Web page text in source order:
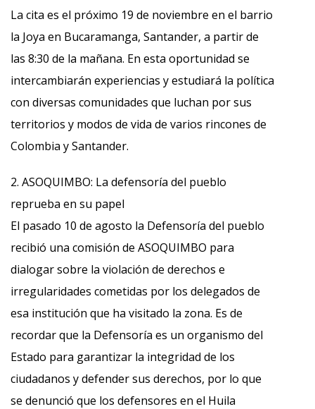
La cita es el próximo 19 de noviembre en el barrio
la Joya en Bucaramanga, Santander, a partir de
las 8:30 de la mañana. En esta oportunidad se
intercambiarán experiencias y estudiará la política
con diversas comunidades que luchan por sus
territorios y modos de vida de varios rincones de
Colombia y Santander.
2. ASOQUIMBO: La defensoría del pueblo
reprueba en su papel
El pasado 10 de agosto la Defensoría del pueblo
recibió una comisión de ASOQUIMBO para
dialogar sobre la violación de derechos e
irregularidades cometidas por los delegados de
esa institución que ha visitado la zona. Es de
recordar que la Defensoría es un organismo del
Estado para garantizar la integridad de los
ciudadanos y defender sus derechos, por lo que
se denunció que los defensores en el Huila